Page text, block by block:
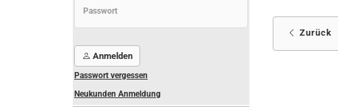
Zurück
Anmelden
Passwort vergessen
Neukunden Anmeldung